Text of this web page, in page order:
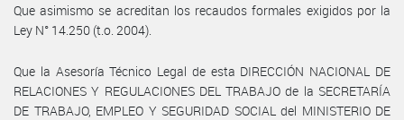
Que asimismo se acreditan los recaudos formales exigidos por la
Ley N° 14.250 (t.o. 2004).
Que la Asesoría Técnico Legal de esta DIRECCIÓN NACIONAL DE
RELACIONES Y REGULACIONES DEL TRABAJO de la SECRETARÍA
DE TRABAJO, EMPLEO Y SEGURIDAD SOCIAL del MINISTERIO DE